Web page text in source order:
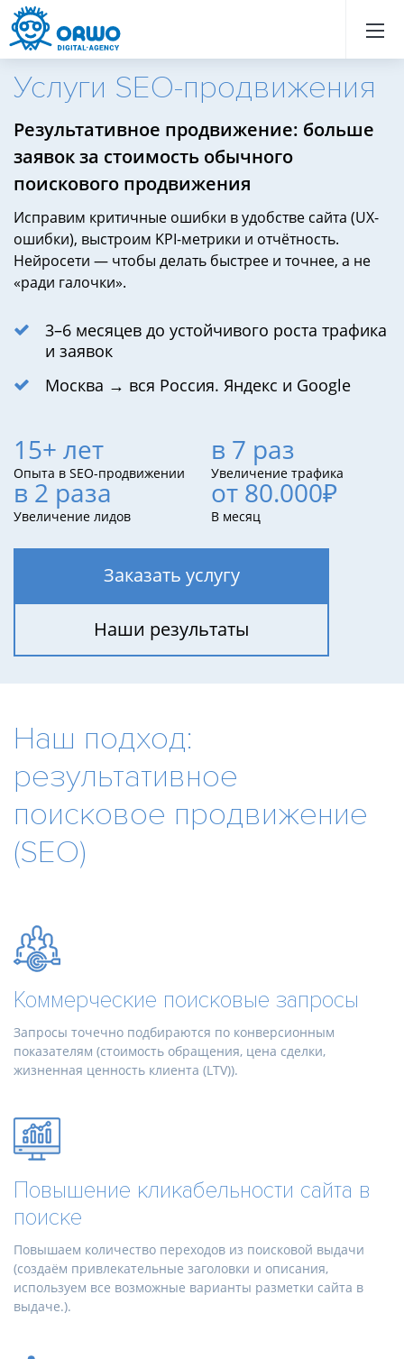
Услуги SEO-продвижения
Заказать
SEO-
Заказать
сайта
сайта
SEO
Стоимость
услуг
SEO-
продвижения
сайта
Результативное продвижение: больше
заявок за стоимость обычного
поискового продвижения
Исправим критичные ошибки в удобстве сайта (UX-
ошибки), выстроим KPI-метрики и отчётность.
Нейросети — чтобы делать быстрее и точнее, а не
«ради галочки».
3–6 месяцев до устойчивого роста трафика
и заявок
Москва → вся Россия. Яндекс и Google
15+ лет
Опыта в SEO-продвижении
в 7 раз
Увеличение трафика
в 2 раза
Увеличение лидов
от 80.000₽
В месяц
Заказать услугу
Наши результаты
Наш подход:
результативное
поисковое продвижение
(SEO)
Коммерческие поисковые запросы
Запросы точечно подбираются по конверсионным
показателям (стоимость обращения, цена сделки,
жизненная ценность клиента (LTV)).
Повышение кликабельности сайта в
поиске
Повышаем количество переходов из поисковой выдачи
(создаём привлекательные заголовки и описания,
используем все возможные варианты разметки сайта в
выдаче.).
Назад
Назад
Назад
Назад
Назад
Назад
Назад
Назад
Назад
Назад
Назад
Назад
Назад
Назад
Назад
Назад
Назад
Назад
Назад
Назад